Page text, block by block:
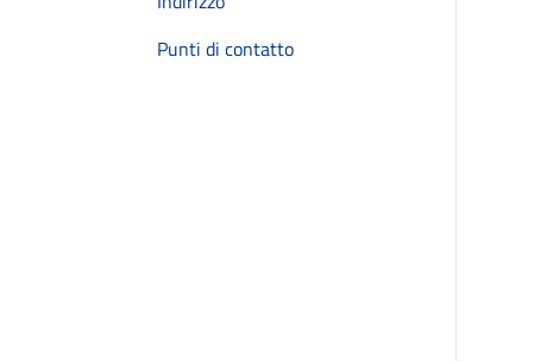
Punti di contatto